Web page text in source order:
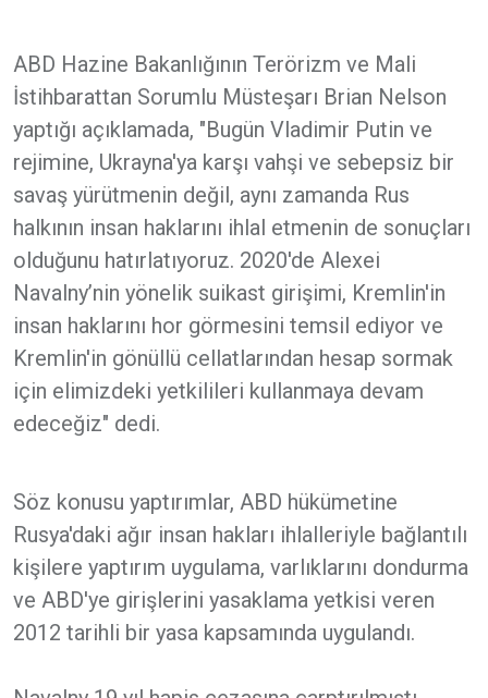
ABD Hazine Bakanlığının Terörizm ve Mali
İstihbarattan Sorumlu Müsteşarı Brian Nelson
yaptığı açıklamada, "Bugün Vladimir Putin ve
rejimine, Ukrayna'ya karşı vahşi ve sebepsiz bir
savaş yürütmenin değil, aynı zamanda Rus
halkının insan haklarını ihlal etmenin de sonuçları
olduğunu hatırlatıyoruz. 2020'de Alexei
Navalny’nin yönelik suikast girişimi, Kremlin'in
insan haklarını hor görmesini temsil ediyor ve
Kremlin'in gönüllü cellatlarından hesap sormak
için elimizdeki yetkilileri kullanmaya devam
edeceğiz" dedi.
Söz konusu yaptırımlar, ABD hükümetine
Rusya'daki ağır insan hakları ihlalleriyle bağlantılı
kişilere yaptırım uygulama, varlıklarını dondurma
ve ABD'ye girişlerini yasaklama yetkisi veren
2012 tarihli bir yasa kapsamında uygulandı.